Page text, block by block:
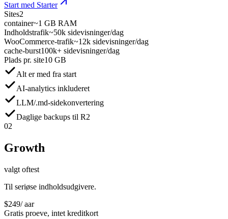
Start med Starter
Sites2
container~1 GB RAM
Indholdstrafik~50k sidevisninger/dag
WooCommerce-trafik~12k sidevisninger/dag
cache-burst100k+ sidevisninger/dag
Plads pr. site10 GB
Alt er med fra start
AI-analytics inkluderet
LLM/.md-sidekonvertering
Daglige backups til R2
02
Growth
valgt oftest
Til seriøse indholdsudgivere.
$249/ aar
Gratis proeve, intet kreditkort